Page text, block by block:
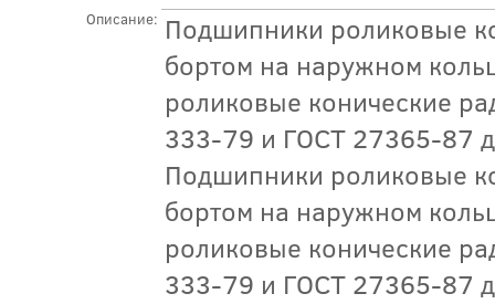
Описание: Подшипники роликовые
бортом на наружном
роликовые конические
333-79 и ГОСТ 27365-87
Подшипники роликовые
бортом на наружном
роликовые конические
333-79 и ГОСТ 27365-87